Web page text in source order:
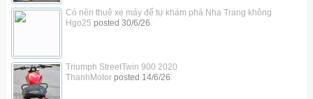
Có nên thuê xe máy để tự khám phá Nha Trang không
Hgo25 posted 30/6/26
Triumph StreetTwin 900 2020
ThanhMotorposted 14/6/26